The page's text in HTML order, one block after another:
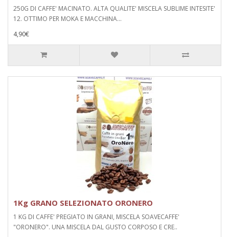
250G DI CAFFE' MACINATO. ALTA QUALITE' MISCELA SUBLIME INTESITE'
12. OTTIMO PER MOKA E MACCHINA...
4,90€
1Kg GRANO SELEZIONATO ORONERO
1 KG DI CAFFE' PREGIATO IN GRANI, MISCELA SOAVECAFFE'
"ORONERO". UNA MISCELA DAL GUSTO CORPOSO E CRE..